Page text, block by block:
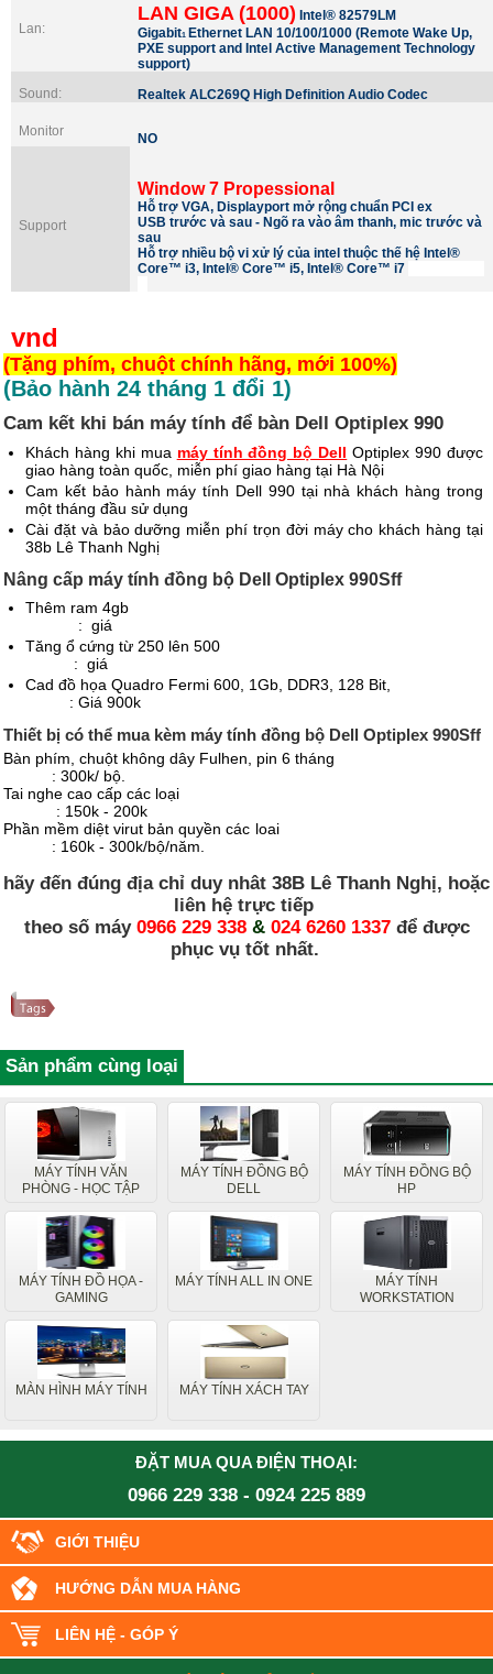
Lan:
LAN GIGA (1000) Intel® 82579LM
Gigabit1 Ethernet LAN 10/100/1000 (RemoteWake Up,
PXE support and Intel Active Management Technology
support)
Sound:
Realtek ALC269Q High Definition Audio Codec
Monitor NO
Support
Window 7 Propessional
Hỗ trợ VGA, Displayport mở rộng chuẩn PCI ex
USB trước và sau - Ngõ ra vào âm thanh, mic trước và
sau
Hỗ trợ nhiều bộ vi xử lý của intel thuộc thế hệIntel®
Core™ i3, Intel® Core™ i5, Intel® Core™ i7
vnd
(Tặng phím, chuột chính hãng, mới 100%)
(Bảo hành 24 tháng 1 đổi 1)
Cam kết khi bán máy tính để bàn Dell Optiplex 990
Khách hàng khi mua máy tính đồng bộ Dell Optiplex 990 được
giao hàng toàn quốc, miễn phí giao hàng tại Hà Nội
Cam kết bảo hành máy tính Dell 990 tại nhà khách hàng trong
một tháng đầu sử dụng
Cài đặt và bảo dưỡng miễn phí trọn đời máy cho khách hàng tại
38b Lê Thanh Nghị
Nâng cấp máy tính đồng bộ Dell Optiplex 990Sff
Thêm ram 4gb
: giá
Tăng ổ cứng từ 250 lên 500
: giá
Cad đồ họa Quadro Fermi 600, 1Gb, DDR3, 128 Bit,
: Giá 900k
Thiết bị có thể mua kèm máy tính đồng bộ Dell Optiplex 990Sff
Bàn phím, chuột không dây Fulhen, pin 6 tháng
: 300k/ bộ.
Tai nghe cao cấp các loại
: 150k - 200k
Phần mềm diệt virut bản quyền các loai
: 160k - 300k/bộ/năm.
hãy đến đúng địa chỉ duy nhât 38B Lê Thanh Nghị, hoặc
liên hệ trực tiếp
theo số máy 0966 229 338 &024 6260 1337để được
phục vụ tốt nhất.
Sản phẩm cùng loại
MÁY TÍNH VĂN
PHÒNG - HỌC TẬP
MÁY TÍNH ĐỒNG BỘ
DELL
MÁY TÍNH ĐỒNG BỘ
HP
MÁY TÍNH ĐỒ HỌA -
GAMING
MÁY TÍNH ALL IN ONE
MÁY TÍNH
WORKSTATION
MÀN HÌNH MÁY TÍNH MÁY TÍNH XÁCH TAY
ĐẶT MUA QUA ĐIỆN THOẠI:
0966 229 338 - 0924 225 889
GIỚI THIỆU
HƯỚNG DẪN MUA HÀNG
LIÊN HỆ - GÓP Ý